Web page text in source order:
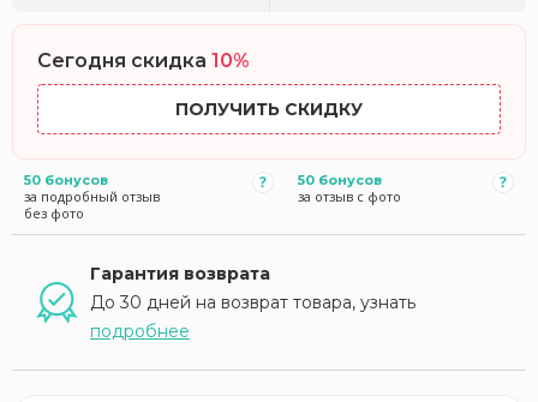
Сегодня скидка 10%
ПОЛУЧИТЬ СКИДКУ
50 бонусов
за подробный отзыв
без фото
50 бонусов
за отзыв с фото
Гарантия возврата
До 30 дней на возврат товара, узнать
подробнее